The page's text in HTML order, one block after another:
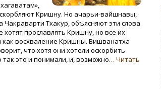
Кришну. Но ачарьи-вайшнавы,
Тхакур, объясняют эти слова
прославлять Кришну, но все их
как восхваление Кришны. Вишванатха
что хотя они хотели оскорбить
это и понимали, и, возможно… Читать